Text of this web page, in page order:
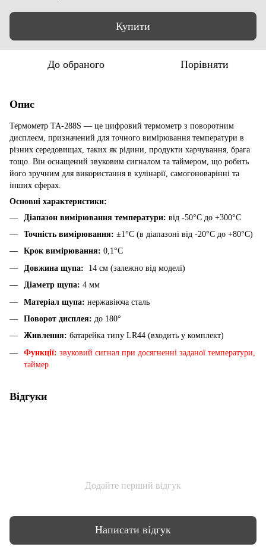
Купити
До обраного Порівняти
Опис
Термометр TA-288S — це цифровий термометр з поворотним
дисплеєм, призначений для точного вимірювання температури в
різних середовищах, таких як рідини, продукти харчування, брага
тощо. Він оснащений звуковим сигналом та таймером, що робить
його зручним для використання в кулінарії, самогоноварінні та
інших сферах.​
Основні характеристики:
Діапазон вимірювання температури: від -50°C до +300°C
Точність вимірювання: ±1°C (в діапазоні від -20°C до +80°C)
Крок вимірювання: 0,1°C
Довжина щупа: 14 см (залежно від моделі)
Діаметр щупа: 4 мм
Матеріал щупа: нержавіюча сталь
Поворот дисплея: до 180°
Живлення: батарейка типу LR44 (входить у комплект)
Функції: звуковий сигнал при досягненні заданої температури,
таймер
Відгуки
Додайте перший відгук
Написати відгук